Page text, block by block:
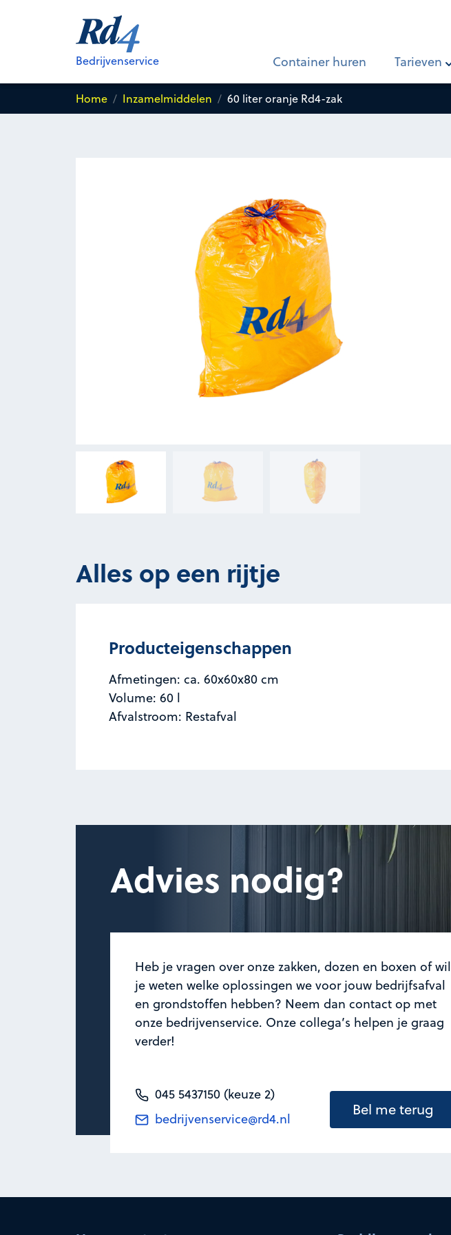
Bedrijvenservice Container huren Tarieven
60 liter oranje Rd4-zak voor Restafval
Home Inzamelmiddelen 60 liter oranje Rd4-zak
Alles op een rijtje
Producteigenschappen
Afmetingen: ca. 60x60x80 cm
Volume: 60 l
Afvalstroom: Restafval
Advies nodig?
Heb je vragen over onze zakken, dozen en boxen of wil
je weten welke oplossingen we voor jouw bedrijfsafval
en grondstoffen hebben? Neem dan contact op met
onze bedrijvenservice. Onze collega’s helpen je graag
verder!
045 5437150 (keuze 2)
bedrijvenservice@rd4.nl
Bel me terug